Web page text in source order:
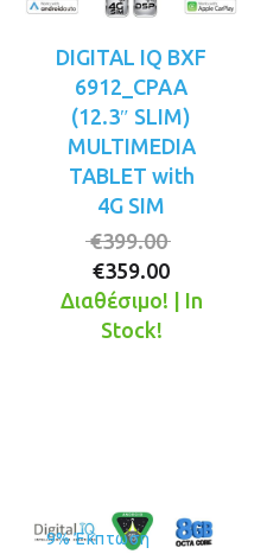
DIGITAL IQ BXF
6912_CPAA
(12.3″ SLIM)
MULTIMEDIA
TABLET with
4G SIM
€399.00
was:
€359.00
Διαθέσιμο! | In
Stock!
9% Έκπτωση